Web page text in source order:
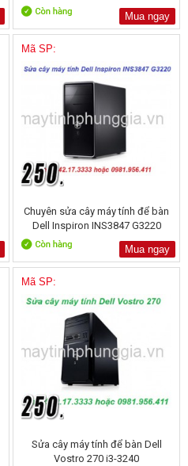
Mua ngay
Mã SP:
Chuyên sửa cây máy tính để bàn
Dell Inspiron INS3847 G3220
Mua ngay
Mã SP:
Sửa cây máy tính để bàn Dell
Vostro 270 i3-3240